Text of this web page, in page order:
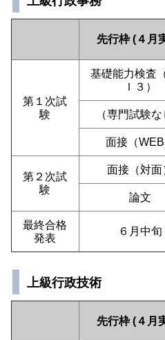
先行枠 (４月
第１次試
験
基礎能力検査
Ｉ３）
（専門試験な
面接（WEB
第２次試
験
面接（対面
論文
最終合格
発表
６月中旬
上級行政技術
先行枠 (４月